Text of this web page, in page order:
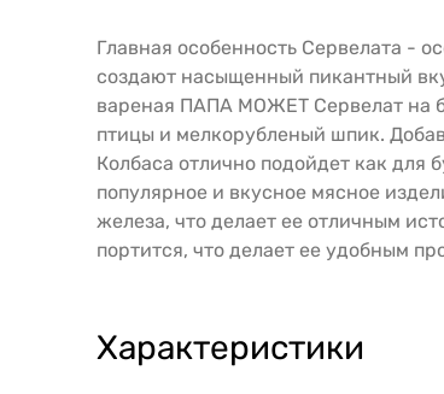
Главная особенность Сервелата -
создают насыщенный пикантный
вареная ПАПА МОЖЕТ Сервелат на
птицы и мелкорубленый шпик.
Колбаса отлично подойдет как для
популярное и вкусное мясное
железа, что делает ее отличным
портится, что делает ее удобным
Характеристики